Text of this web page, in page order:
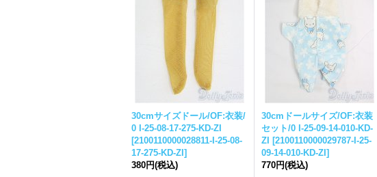
30cmサイズドール/OF:衣装/
0 I-25-08-17-275-KD-ZI
[2100110000028811-I-25-08-
17-275-KD-ZI ]
380円(税込)
30cmドールサイズ/OF:衣装
セット/0 I-25-09-14-010-KD-
ZI
[2100110000029787-I-25-
09-14-010-KD-ZI ]
770円(税込)